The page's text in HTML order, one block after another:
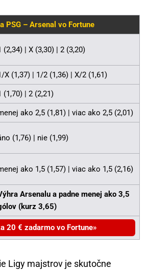
PSG – Arsenal vo Fortune
(2,34) | X (3,30) | 2 (3,20)
X (1,37) | 1/2 (1,36) | X/2 (1,61)
(1,70) | 2 (2,21)
ako 2,5 (1,81) | viac ako 2,5 (2,01)
(1,76) | nie (1,99)
ako 1,5 (1,57) | viac ako 1,5 (2,16)
Arsenalu a padne menej ako 3,5
(kurz 3,65)
20 € zadarmo vo Fortune
Ligy majstrov je skutočne